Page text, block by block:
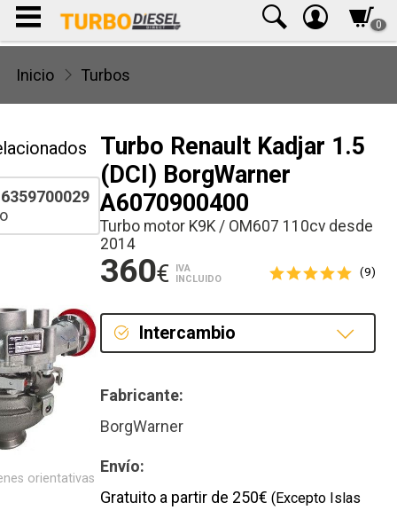
0
Inicio Turbos
Turbo Renault Kadjar 1.5
(DCI) BorgWarner
A6070900400
Turbo motor K9K / OM607 110cv desde
2014
360€
IVA
INCLUIDO
(9)
Intercambio
Reconstrucción
Fabricante:
BorgWarner
Envío:
Gratuito a partir de 250€ (Excepto Islas
orientativas